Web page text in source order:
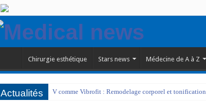
Chirurgie esthétique Stars news Médecine de A à Z
Actualités V comme Vibrofit : Remodelage corporel et tonification